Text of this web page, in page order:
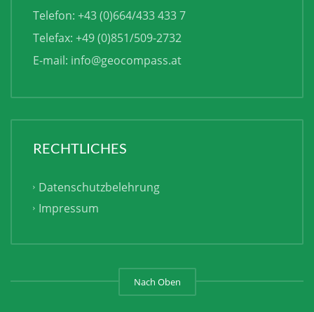
Telefon: +43 (0)664/433 433 7
Telefax: +49 (0)851/509-2732
E-mail: info@geocompass.at
RECHTLICHES
Datenschutzbelehrung
Impressum
Nach Oben